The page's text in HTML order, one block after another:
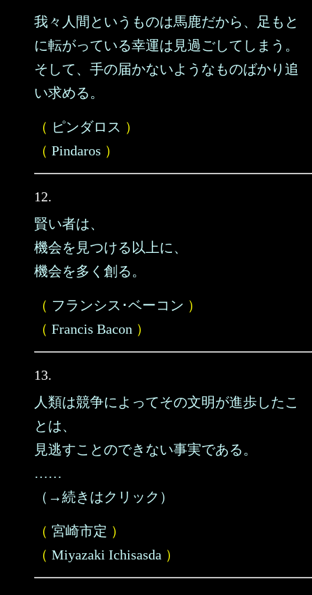
我々人間というものは馬鹿だから、足もと
に転がっている幸運は見過ごしてしまう。
そして、手の届かないようなものばかり追
い求める。
（ ピンダロス ）
（ Pindaros ）
12.
賢い者は、
機会を見つける以上に、
機会を多く創る。
（ フランシス･ベーコン ）
（ Francis Bacon ）
13.
人類は競争によってその文明が進歩したこ
とは、
見逃すことのできない事実である。
……
（→続きはクリック）
（ 宮崎市定 ）
（ Miyazaki Ichisasda ）